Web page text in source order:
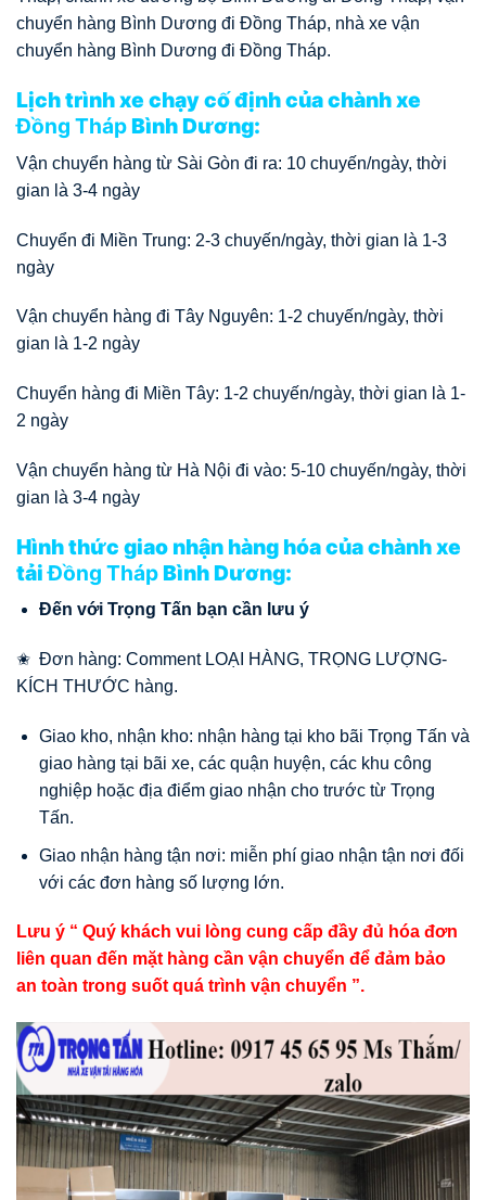
chuyển hàng Bình Dương đi Đồng Tháp, nhà xe vận
chuyển hàng Bình Dương đi Đồng Tháp.
Lịch trình xe chạy cố định của chành xe
Đồng ThápBình Dương:
Vận chuyển hàng từ Sài Gòn đi ra: 10 chuyến/ngày, thời
gian là 3-4 ngày
Chuyển đi Miền Trung: 2-3 chuyến/ngày, thời gian là 1-3
ngày
Vận chuyển hàng đi Tây Nguyên: 1-2 chuyến/ngày, thời
gian là 1-2 ngày
Chuyển hàng đi Miền Tây: 1-2 chuyến/ngày, thời gian là 1-
2 ngày
Vận chuyển hàng từ Hà Nội đi vào: 5-10 chuyến/ngày, thời
gian là 3-4 ngày
Hình thức giao nhận hàng hóa của chành xe
tảiĐồng ThápBình Dương:
Đến với Trọng Tấn bạn cần lưu ý
✬ Đơn hàng: Comment LOẠI HÀNG, TRỌNG LƯỢNG-
KÍCH THƯỚC hàng.
Giao kho, nhận kho: nhận hàng tại kho bãi Trọng Tấn và
giao hàng tại bãi xe, các quận huyện, các khu công
nghiệp hoặc địa điểm giao nhận cho trước từ Trọng
Tấn.
Giao nhận hàng tận nơi: miễn phí giao nhận tận nơi đối
với các đơn hàng số lượng lớn.
Lưu ý “ Quý khách vui lòng cung cấp đầy đủ hóa đơn
liên quan đến mặt hàng cần vận chuyển để đảm bảo
an toàn trong suốt quá trình vận chuyển ”.